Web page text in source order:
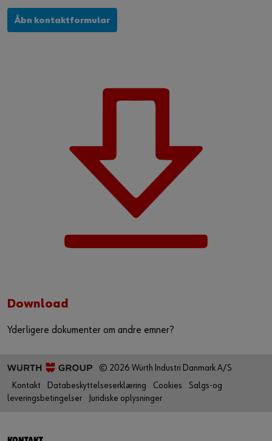
Åbn kontaktformular
Download
Yderligere dokumenter om andre emner?
© 2026 Würth Industri Danmark A/S
Kontakt
Databeskyttelseserklæring Cookies
Salgs-og
leveringsbetingelser
Juridiske oplysninger